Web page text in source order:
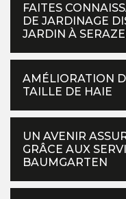
FAITES
DE JARDINAGE
JARDIN À
AMÉLIORATION
TAILLE DE HAIE
UN AVENIR
GRÂCE AUX
BAUMGARTEN